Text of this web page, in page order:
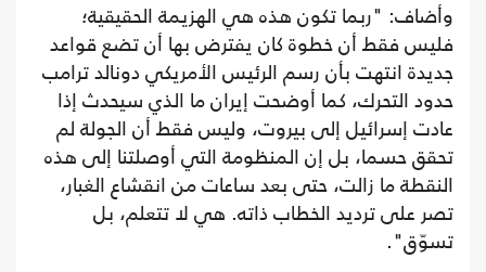
وأضاف: "ربما تكون هذه هي الهزيمة الحقيقية؛
فليس فقط أن خطوة كان يفترض بها أن تضع قواعد
جديدة انتهت بأن رسم الرئيس الأمريكي دونالد ترامب
حدود التحرك، كما أوضحت إيران ما الذي سيحدث إذا
عادت إسرائيل إلى بيروت، وليس فقط أن الجولة لم
تحقق حسما، بل إن المنظومة التي أوصلتنا إلى هذه
النقطة ما زالت، حتى بعد ساعات من انقشاع الغبار،
تصر على ترديد الخطاب ذاته. هي لا تتعلم، بل
تسوّق".